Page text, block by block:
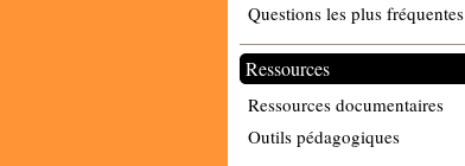
Questions les plus fréquentes
Ressources
Ressources documentaires
Outils pédagogiques